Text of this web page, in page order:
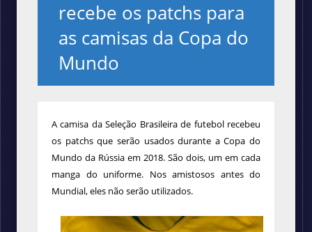
recebe os patchs para
as camisas da Copa do
Mundo
A camisa da Seleção Brasileira de futebol recebeu
os patchs que serão usados durante a Copa do
Mundo da Rússia em 2018. São dois, um em cada
manga do uniforme. Nos amistosos antes do
Mundial, eles não serão utilizados.